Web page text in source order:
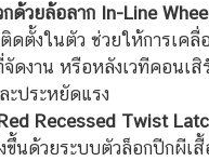
ด้วยล้อลาก In-Line
ดตั้งในตัว ช่วยให้การเคลื่
ดงาน หรือหลังเวทีคอนเสิ
ะประหยัดแรง
Recessed Twist
นด้วยระบบตัวล็อกปีกผีเ